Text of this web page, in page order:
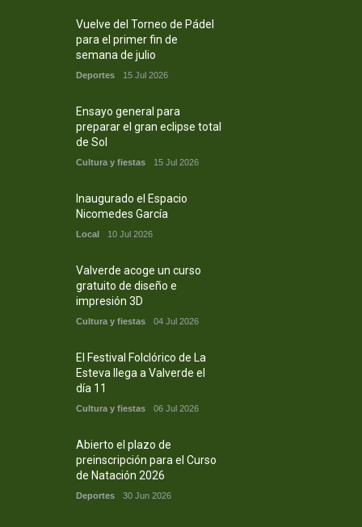
Vuelve del Torneo de Pádel
para el primer fin de
semana de julio
Deportes 15 Jul 2026
Ensayo general para
preparar el gran eclipse total
de Sol
Cultura y fiestas 15 Jul 2026
Inaugurado el Espacio
Nicomedes García
Local 10 Jul 2026
Valverde acoge un curso
gratuito de diseño e
impresión 3D
Cultura y fiestas 04 Jul 2026
El Festival Folclórico de La
Esteva llega a Valverde el
día 11
Cultura y fiestas 06 Jul 2026
Abierto el plazo de
preinscripción para el Curso
de Natación 2026
Deportes 30 Jun 2026